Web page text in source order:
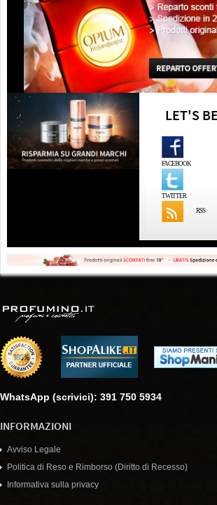
LET'S
FACEBOOK
TWITTER
RSS
WhatsApp (scrivici): 391 750 5934
INFORMAZIONI
Avviso Legale
Politica di Reso e Rimborso (Diritto di Recesso)
Informativa sulla privacy